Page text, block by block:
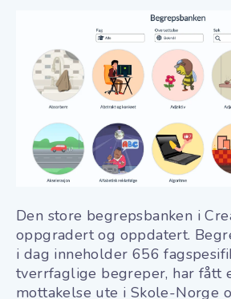
Den store begrepsbanken i
oppgradert og oppdatert.
i dag inneholder 656
tverrfaglige begreper, har fått
mottakelse ute i Skole-Norge